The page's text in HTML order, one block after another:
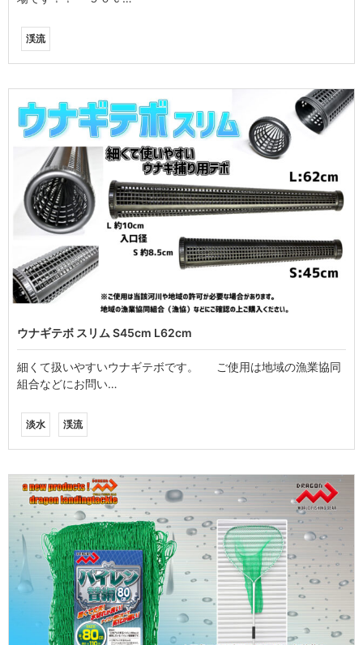
渓流
ウナギテボ スリム S45cm L62cm
細くて扱いやすいウナギテボです。 ご使用は地域の漁業協同
組合などにお問い…
淡水 渓流